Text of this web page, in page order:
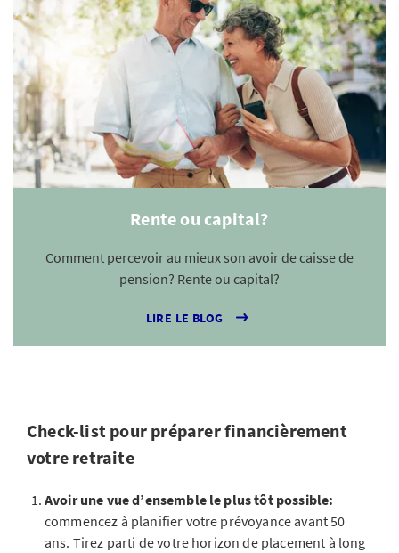
Rente ou capital?
Comment percevoir au mieux son avoir de caisse de
pension? Rente ou capital?
LIRE LE BLOG
Check-list pour préparer financièrement
votre retraite
Avoir une vue d’ensemble le plus tôt possible:
commencez à planifier votre prévoyance avant 50
ans. Tirez parti de votre horizon de placement à long